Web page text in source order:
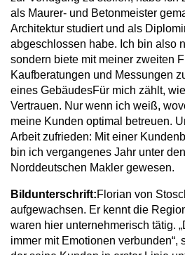
als Maurer- und Betonmeister
Architektur studiert und als
abgeschlossen habe. Ich bin also
sondern biete mit meiner zweiten
Kaufberatungen und Messungen
eines GebäudesFür mich zählt,
Vertrauen. Nur wenn ich weiß,
meine Kunden optimal betreuen.
Arbeit zufrieden: Mit einer
bin ich vergangenes Jahr unter
Norddeutschen Makler gewesen.
Bildunterschrift:Florian von
aufgewachsen. Er kennt die
waren hier unternehmerisch tätig.
immer mit Emotionen verbunden“,